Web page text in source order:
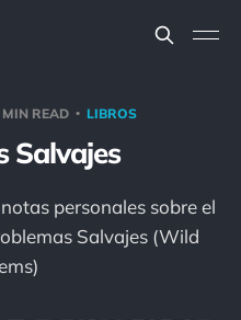
MIN READ LIBROS
Salvajes
personales sobre el
Salvajes (Wild